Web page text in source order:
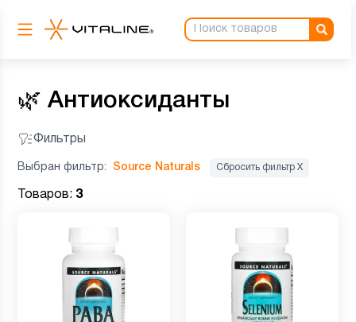
🌿 Антиоксиданты
Фильтры
Выбран фильтр: Source Naturals Сбросить фильтр Х
Товаров: 3